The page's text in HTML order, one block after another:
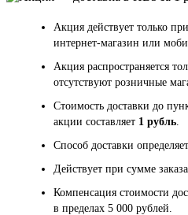
Акция действует только
интернет-магазин или
Акция распространяется
отсутствуют розничные
Стоимость доставки до
акции составляет 1 рубль.
Способ доставки
Действует при сумме
Компенсация стоимости
в пределах 5 000 рублей.